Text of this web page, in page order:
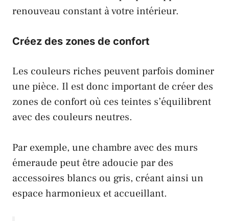
renouveau constant à votre intérieur.
Créez des zones de confort
Les couleurs riches peuvent parfois dominer
une pièce. Il est donc important de créer des
zones de confort où ces teintes s’équilibrent
avec des couleurs neutres.
Par exemple, une chambre avec des murs
émeraudepeut être adoucie par des
accessoires blancs ou gris, créant ainsi un
espace harmonieux et accueillant.